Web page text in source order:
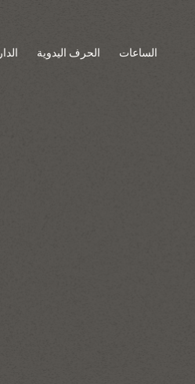
الساعات الحرف اليدوية الدار